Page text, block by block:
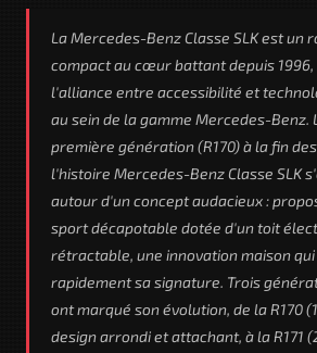
La Mercedes-Benz Classe SLK est un
compact au cœur battant depuis
l'alliance entre accessibilité et
au sein de la gamme Mercedes-Benz.
première génération (R170) à la fin
l'histoire Mercedes-Benz Classe SLK
autour d'un concept audacieux :
sport décapotable dotée d'un toit
rétractable, une innovation maison
rapidement sa signature. Trois
ont marqué son évolution, de la R170
design arrondi et attachant, à la R171